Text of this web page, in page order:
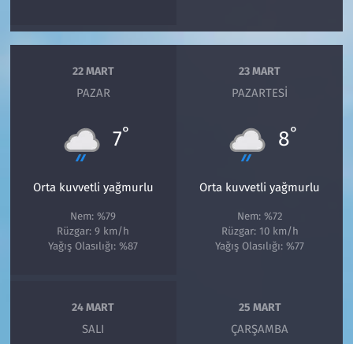
22 MART
PAZAR
7°
Orta kuvvetli yağmurlu
Nem: %79
Rüzgar: 9 km/h
Yağış Olasılığı: %87
23 MART
PAZARTESI
8°
Orta kuvvetli yağmurlu
Nem: %72
Rüzgar: 10 km/h
Yağış Olasılığı: %77
24 MART
SALI
25 MART
ÇARŞAMBA